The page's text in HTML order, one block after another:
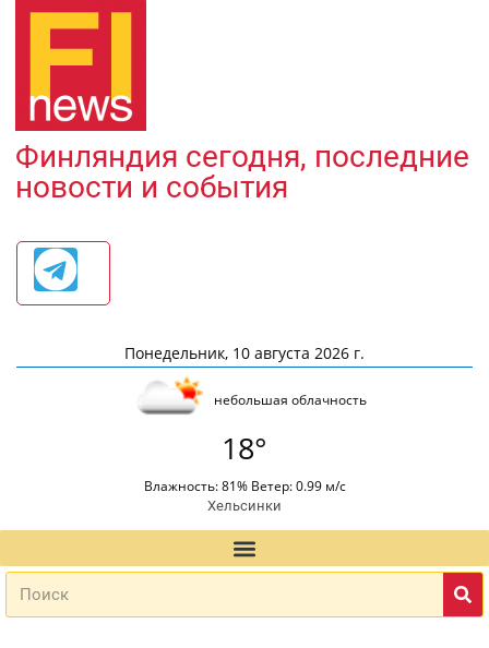
Финляндия сегодня, последние
новости и события
Понедельник, 10 августа 2026 г.
небольшая облачность
18°
Влажность: 81% Ветер: 0.99 м/с
Хельсинки